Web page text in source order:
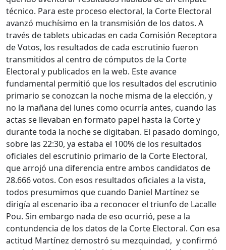
técnico. Para este proceso electoral, la Corte Electoral
avanzó muchísimo en la transmisión de los datos. A
través de tablets ubicadas en cada Comisión Receptora
de Votos, los resultados de cada escrutinio fueron
transmitidos al centro de cómputos de la Corte
Electoral y publicados en la web. Este avance
fundamental permitió que los resultados del escrutinio
primario se conozcan la noche misma de la elección, y
no la mañana del lunes como ocurría antes, cuando las
actas se llevaban en formato papel hasta la Corte y
durante toda la noche se digitaban. El pasado domingo,
sobre las 22:30, ya estaba el 100% de los resultados
oficiales del escrutinio primario de la Corte Electoral,
que arrojó una diferencia entre ambos candidatos de
28.666 votos. Con esos resultados oficiales a la vista,
todos presumimos que cuando Daniel Martínez se
dirigía al escenario iba a reconocer el triunfo de Lacalle
Pou. Sin embargo nada de eso ocurrió, pese a la
contundencia de los datos de la Corte Electoral. Con esa
actitud Martínez demostró su mezquindad, y confirmó